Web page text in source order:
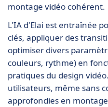
montage vidéo cohérent.
L'IA d'Elai est entraînée
clés, appliquer des
optimiser divers
couleurs, rythme) en
pratiques du design
utilisateurs, même sans
approfondies en